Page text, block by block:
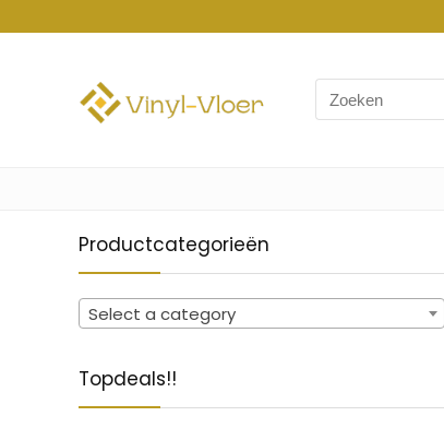
Search
for:
Productcategorieën
Select a category
Topdeals!!